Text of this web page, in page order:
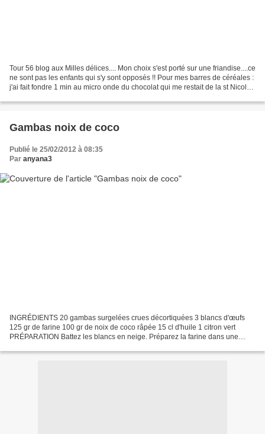
Tour 56 blog aux Milles délices.... Mon choix s'est porté sur une friandise....ce
ne sont pas les enfants qui s'y sont opposés !! Pour mes barres de céréales :
j'ai fait fondre 1 min au micro onde du chocolat qui me restait de la st Nicolas
Gambas noix de coco
Publié le 25/02/2012 à 08:35
Par anyana3
INGRÉDIENTS 20 gambas surgelées crues décortiquées 3 blancs d'œufs
125 gr de farine 100 gr de noix de coco râpée 15 cl d'huile 1 citron vert
PRÉPARATION Battez les blancs en neige. Préparez la farine dans une